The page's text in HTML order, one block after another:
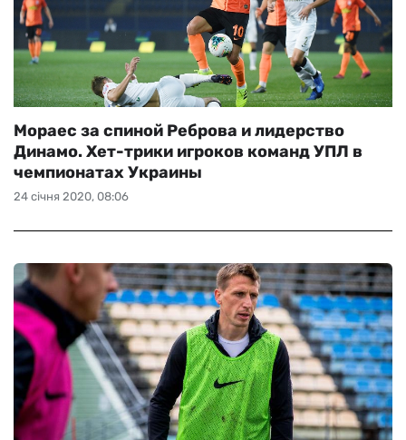
24 січня 2020, 08:06
Мораес за спиной Реброва и лидерство
Динамо. Хет-трики игроков команд УПЛ в
чемпионатах Украины